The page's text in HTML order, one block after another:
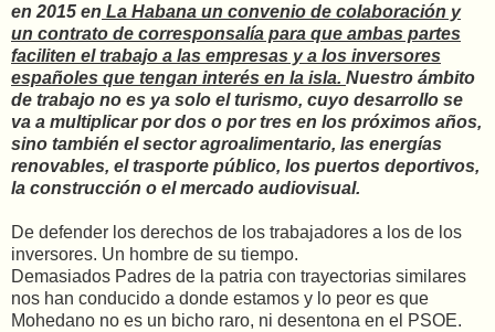
en 2015 en La Habana un convenio de colaboración y
un contrato de corresponsalía para que ambas partes
faciliten el trabajo a las empresas y a los inversores
españoles que tengan interés en la isla. Nuestro ámbito
de trabajo no es ya solo el turismo, cuyo desarrollo se
va a multiplicar por dos o por tres en los próximos años,
sino también el sector agroalimentario, las energías
renovables, el trasporte público, los puertos deportivos,
la construcción o el mercado audiovisual.
De defender los derechos de los trabajadores a los de los
inversores. Un hombre de su tiempo.
Demasiados Padres de la patria con trayectorias similares
nos han conducido a donde estamos y lo peor es que
Mohedano no es un bicho raro, ni desentona en el PSOE.